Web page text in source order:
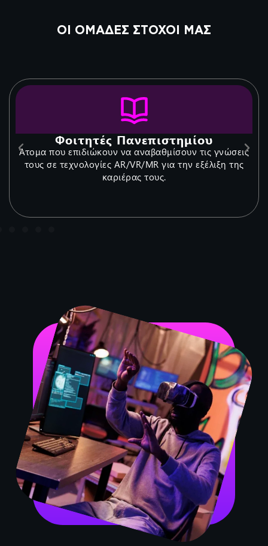
ΟΙ ΟΜΑΔΕΣ ΣΤΟΧΟΙ ΜΑΣ
Φοιτητές Πανεπιστημίου
Άτομα που επιδιώκουν να αναβαθμίσουν τις γνώσεις
τους σε τεχνολογίες AR/VR/MR για την εξέλιξη της
καριέρας τους.